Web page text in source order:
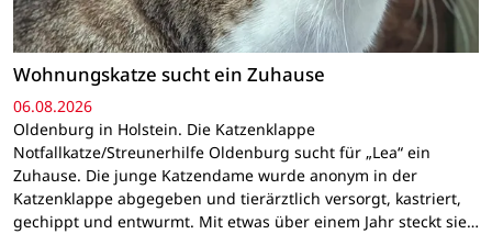
Wohnungskatze sucht ein Zuhause
06.08.2026
Oldenburg in Holstein. Die Katzenklappe
Notfallkatze/Streunerhilfe Oldenburg sucht für „Lea“ ein
Zuhause. Die junge Katzendame wurde anonym in der
Katzenklappe abgegeben und tierärztlich versorgt, kastriert,
gechippt und entwurmt. Mit etwas über einem Jahr steckt sie…